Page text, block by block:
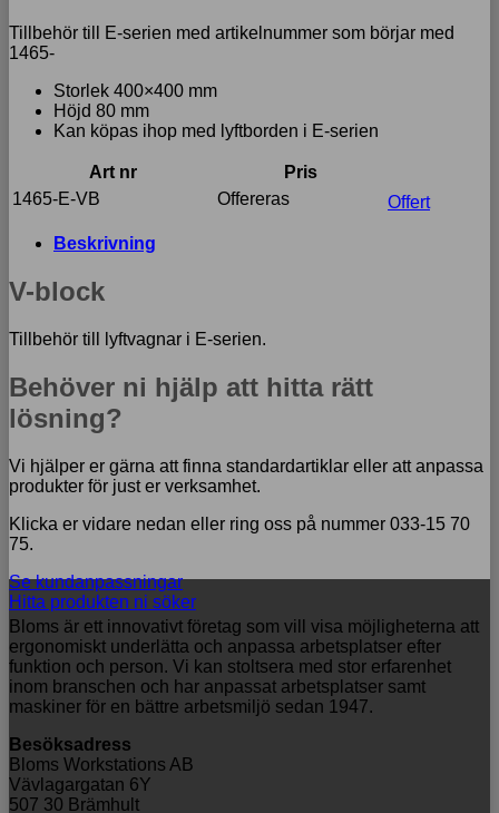
Tillbehör till E-serien med artikelnummer som börjar med
1465-
Storlek 400×400 mm
Höjd 80 mm
Kan köpas ihop med lyftborden i E-serien
Art nr
Pris
1465-E-VB
Offereras Offert
Beskrivning
V-block
Tillbehör till lyftvagnar i E-serien.
Behöver ni hjälp att hitta rätt
lösning?
Vi hjälper er gärna att finna standardartiklar eller att anpassa
produkter för just er verksamhet.
Klicka er vidare nedan eller ring oss på nummer 033-15 70
75.
Se kundanpassningar
Hitta produkten ni söker
Bloms är ett innovativt företag som vill visa möjligheterna att
ergonomiskt underlätta och anpassa arbetsplatser efter
funktion och person. Vi kan stoltsera med stor erfarenhet
inom branschen och har anpassat arbetsplatser samt
maskiner för en bättre arbetsmiljö sedan 1947.
Besöksadress
Bloms Workstations AB
Vävlagargatan 6Y
507 30 Brämhult